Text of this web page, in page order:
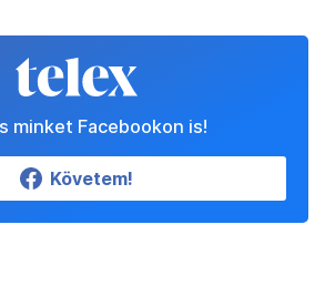
minket Facebookon is!
Követem!